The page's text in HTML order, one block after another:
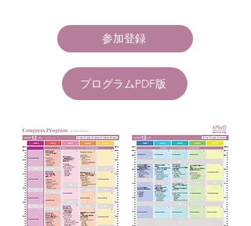
参加登録
プログラムPDF版